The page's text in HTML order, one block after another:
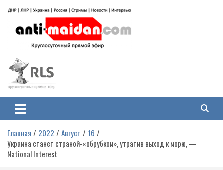
содержимому
Антимайдан: Гражданская война
на Украине
гражданской войне на Украине, включая события в Новороссии, ДНР,
ЛНР и других регионах.
Главная 2022 Август
16
Украина станет страной-«обрубком», утратив выход к морю, —
National Interest